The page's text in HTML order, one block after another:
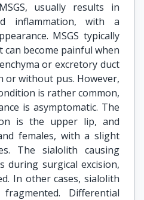
usually results in
inflammation, with a
MSGS typically
can become painful when
or excretory duct
or without pus. However,
is rather common,
is asymptomatic. The
is the upper lip, and
females, with a slight
The sialolith causing
during surgical excision,
In other cases, sialolith
Differential